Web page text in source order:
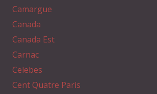
Camargue
Canada
Canada Est
Carnac
Celebes
Cent Quatre Paris